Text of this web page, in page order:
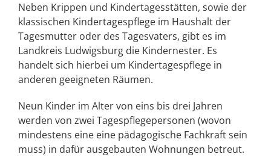
Neben Krippen und Kindertagesstätten, sowie der
klassischen Kindertagespflege im Haushalt der
Tagesmutter oder des Tagesvaters, gibt es im
Landkreis Ludwigsburg die Kindernester. Es
handelt sich hierbei um Kindertagespflege in
anderen geeigneten Räumen.
Neun Kinder im Alter von eins bis drei Jahren
werden von zwei Tagespflegepersonen (wovon
mindestens eine eine pädagogische Fachkraft sein
muss) in dafür ausgebauten Wohnungen betreut.